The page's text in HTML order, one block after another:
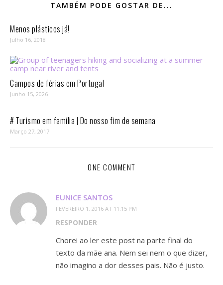
TAMBÉM PODE GOSTAR DE...
Menos plásticos já!
Julho 16, 2018
Campos de férias em Portugal
Junho 15, 2026
# Turismo em família | Do nosso fim de semana
Março 27, 2017
ONE COMMENT
EUNICE SANTOS
FEVEREIRO 1, 2016 AT 11:15 PM
RESPONDER
Chorei ao ler este post na parte final do
texto da mãe ana. Nem sei nem o que dizer,
não imagino a dor desses pais. Não é justo.